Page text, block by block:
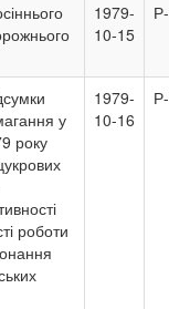
1979-
10-15
у
року
роботи
1979-
10-16